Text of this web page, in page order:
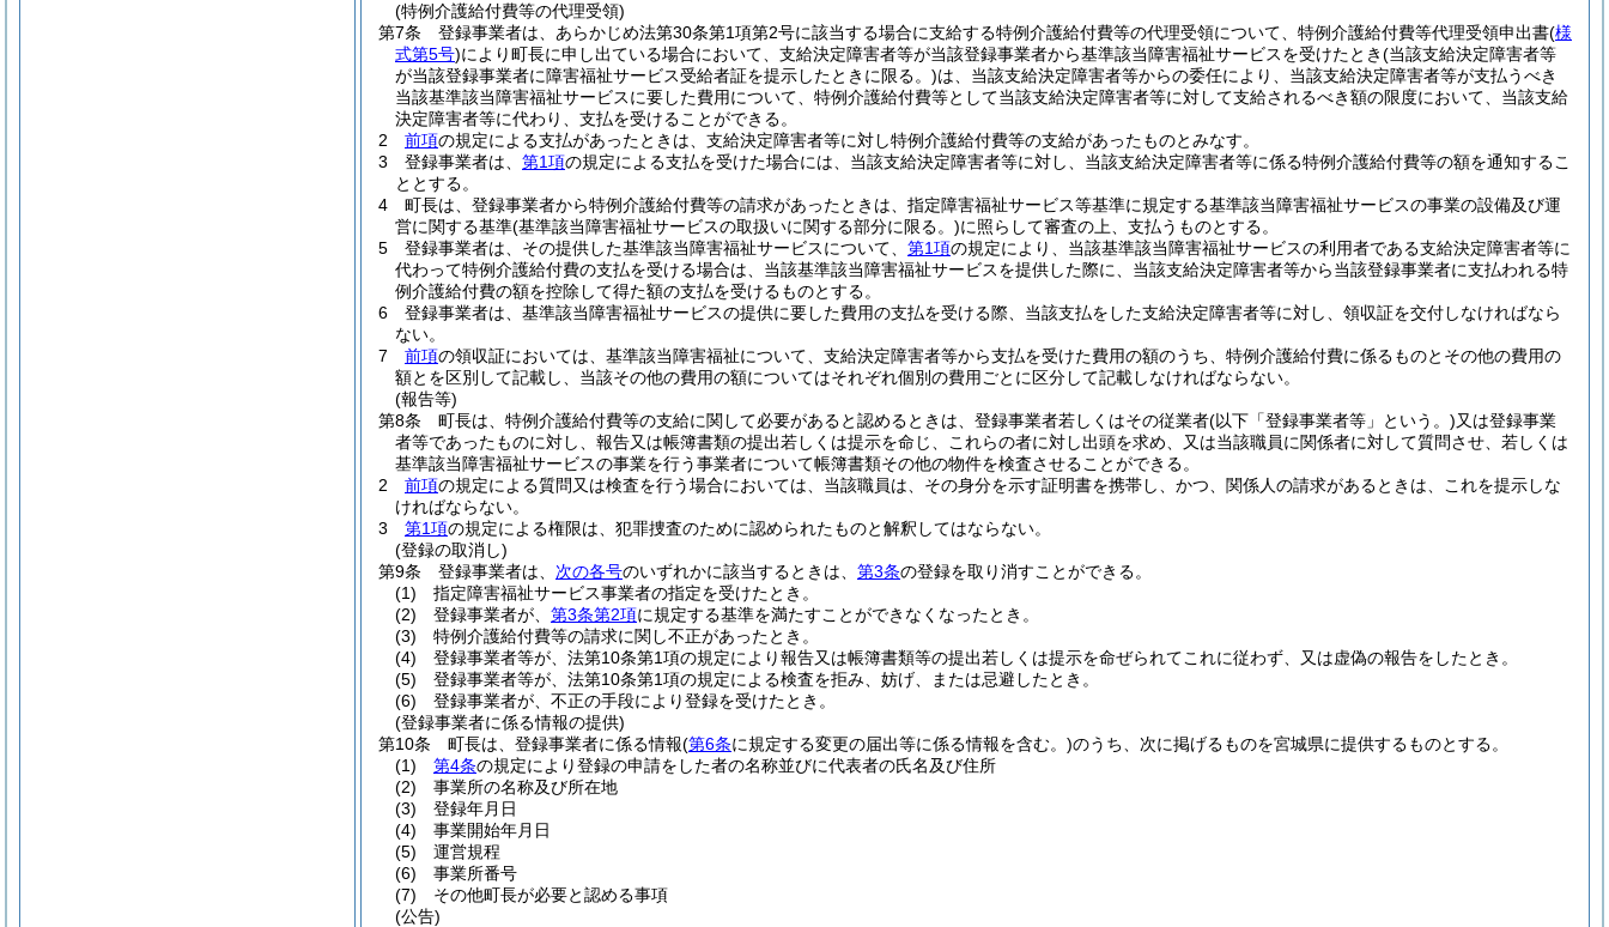
(特例介護給付費等の代理受領)
第7条
登録事業者は、あらかじめ法第30条第1項第2号に該当する場合に支給する特例介護給付費等の代理受領について、特例介護給付費等代理受領申出書(様
式第5号)により町長に申し出ている場合において、支給決定障害者等が当該登録事業者から基準該当障害福祉サービスを受けたとき(当該支給決定障害者等
が当該登録事業者に障害福祉サービス受給者証を提示したときに限る。)は、当該支給決定障害者等からの委任により、当該支給決定障害者等が支払うべき
当該基準該当障害福祉サービスに要した費用について、特例介護給付費等として当該支給決定障害者等に対して支給されるべき額の限度において、当該支給
決定障害者等に代わり、支払を受けることができる。
2
前項の規定による支払があったときは、支給決定障害者等に対し特例介護給付費等の支給があったものとみなす。
3
登録事業者は、 第1項の規定による支払を受けた場合には、当該支給決定障害者等に対し、当該支給決定障害者等に係る特例介護給付費等の額を通知するこ
ととする。
4
町長は、登録事業者から特例介護給付費等の請求があったときは、指定障害福祉サービス等基準に規定する基準該当障害福祉サービスの事業の設備及び運
営に関する基準(基準該当障害福祉サービスの取扱いに関する部分に限る。)に照らして審査の上、支払うものとする。
5
登録事業者は、その提供した基準該当障害福祉サービスについて、 第1項の規定により、当該基準該当障害福祉サービスの利用者である支給決定障害者等に
代わって特例介護給付費の支払を受ける場合は、当該基準該当障害福祉サービスを提供した際に、当該支給決定障害者等から当該登録事業者に支払われる特
例介護給付費の額を控除して得た額の支払を受けるものとする。
6
登録事業者は、基準該当障害福祉サービスの提供に要した費用の支払を受ける際、当該支払をした支給決定障害者等に対し、領収証を交付しなければなら
ない。
7
前項の領収証においては、基準該当障害福祉について、支給決定障害者等から支払を受けた費用の額のうち、特例介護給付費に係るものとその他の費用の
額とを区別して記載し、当該その他の費用の額についてはそれぞれ個別の費用ごとに区分して記載しなければならない。
(報告等)
第8条
町長は、特例介護給付費等の支給に関して必要があると認めるときは、登録事業者若しくはその従業者(以下「登録事業者等」という。)又は登録事業
者等であったものに対し、報告又は帳簿書類の提出若しくは提示を命じ、これらの者に対し出頭を求め、又は当該職員に関係者に対して質問させ、若しくは
基準該当障害福祉サービスの事業を行う事業者について帳簿書類その他の物件を検査させることができる。
2
前項の規定による質問又は検査を行う場合においては、当該職員は、その身分を示す証明書を携帯し、かつ、関係人の請求があるときは、これを提示しな
ければならない。
3
第1項の規定による権限は、犯罪捜査のために認められたものと解釈してはならない。
(登録の取消し)
第9条
登録事業者は、 次の各号のいずれかに該当するときは、 第3条の登録を取り消すことができる。
(1)
指定障害福祉サービス事業者の指定を受けたとき。
(2)
登録事業者が、 第3条第2項に規定する基準を満たすことができなくなったとき。
(3)
特例介護給付費等の請求に関し不正があったとき。
(4)
登録事業者等が、法第10条第1項の規定により報告又は帳簿書類等の提出若しくは提示を命ぜられてこれに従わず、又は虚偽の報告をしたとき。
(5)
登録事業者等が、法第10条第1項の規定による検査を拒み、妨げ、または忌避したとき。
(6)
登録事業者が、不正の手段により登録を受けたとき。
(登録事業者に係る情報の提供)
第10条
町長は、登録事業者に係る情報(第6条に規定する変更の届出等に係る情報を含む。)のうち、次に掲げるものを宮城県に提供するものとする。
(1)
第4条の規定により登録の申請をした者の名称並びに代表者の氏名及び住所
(2)
事業所の名称及び所在地
(3)
登録年月日
(4)
事業開始年月日
(5)
運営規程
(6)
事業所番号
(7)
その他町長が必要と認める事項
(公告)